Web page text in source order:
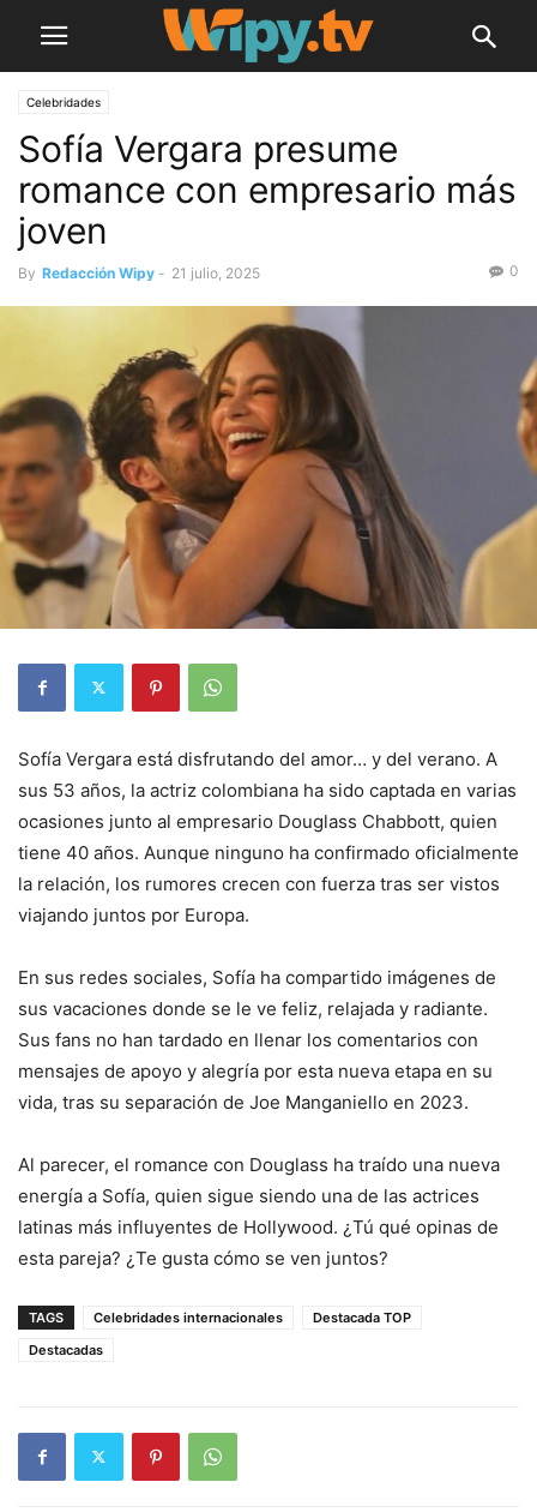
Celebridades
Sofía Vergara presume
romance con empresario más
joven
By Redacción Wipy - 21 julio, 2025 0
Sofía Vergara está disfrutando del amor… y del verano. A
sus 53 años, la actriz colombiana ha sido captada en varias
ocasiones junto al empresario Douglass Chabbott, quien
tiene 40 años. Aunque ninguno ha confirmado oficialmente
la relación, los rumores crecen con fuerza tras ser vistos
viajando juntos por Europa.
En sus redes sociales, Sofía ha compartido imágenes de
sus vacaciones donde se le ve feliz, relajada y radiante.
Sus fans no han tardado en llenar los comentarios con
mensajes de apoyo y alegría por esta nueva etapa en su
vida, tras su separación de Joe Manganiello en 2023.
Al parecer, el romance con Douglass ha traído una nueva
energía a Sofía, quien sigue siendo una de las actrices
latinas más influyentes de Hollywood. ¿Tú qué opinas de
esta pareja? ¿Te gusta cómo se ven juntos?
TAGS Celebridades internacionales
Destacada TOP
Destacadas